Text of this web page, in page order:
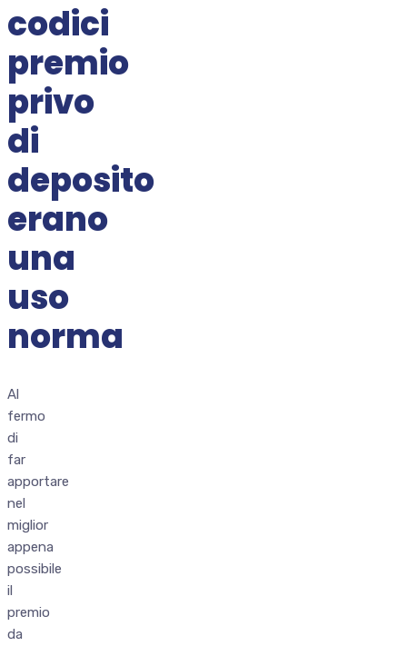
codici
premio
privo
di
deposito
erano
una
uso
norma
Al
fermo
di
far
apportare
nel
miglior
appena
possibile
il
premio
da